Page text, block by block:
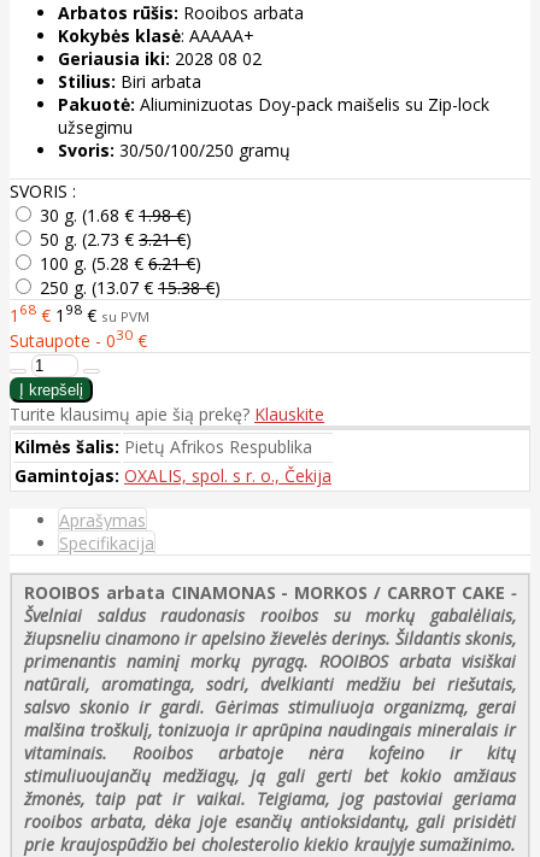
Arbatos rūšis: Rooibos arbata
Kokybės klasė: AAAAA+
Geriausia iki: 2028 08 02
Stilius: Biri arbata
Pakuotė: Aliuminizuotas Doy-pack maišelis su Zip-lock
užsegimu
Svoris: 30/50/100/250 gramų
SVORIS :
30 g. (1.68 € 1.98 €)
50 g. (2.73 € 3.21 €)
100 g. (5.28 € 6.21 €)
250 g. (13.07 € 15.38 €)
1 68 € 1 98 € su PVM
Sutaupote - 030 €
Turite klausimų apie šią prekę? Klauskite
Kilmės šalis: Pietų Afrikos Respublika
Gamintojas: OXALIS, spol. s r. o., Čekija
Aprašymas
Specifikacija
ROOIBOS arbata CINAMONAS - MORKOS / CARROT CAKE -
Švelniai saldus raudonasis rooibos su morkų gabalėliais,
žiupsneliu cinamono ir apelsino žievelės derinys. Šildantis skonis,
primenantis naminį morkų pyragą. ROOIBOS arbata visiškai
natūrali, aromatinga, sodri, dvelkianti medžiu bei riešutais,
salsvo skonio ir gardi. Gėrimas stimuliuoja organizmą, gerai
malšina troškulį, tonizuoja ir aprūpina naudingais mineralais ir
vitaminais. Rooibos arbatoje nėra kofeino ir kitų
stimuliuoujančių medžiagų, ją gali gerti bet kokio amžiaus
žmonės, taip pat ir vaikai. Teigiama, jog pastoviai geriama
rooibos arbata, dėka joje esančių antioksidantų, gali prisidėti
prie kraujospūdžio bei cholesterolio kiekio kraujyje sumažinimo.